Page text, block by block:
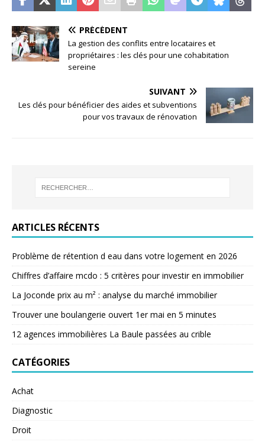
PRÉCÉDENT
La gestion des conflits entre locataires et
propriétaires : les clés pour une cohabitation
sereine
SUIVANT
Les clés pour bénéficier des aides et subventions
pour vos travaux de rénovation
ARTICLES RÉCENTS
Problème de rétention d eau dans votre logement en 2026
Chiffres d’affaire mcdo : 5 critères pour investir en immobilier
La Joconde prix au m² : analyse du marché immobilier
Trouver une boulangerie ouvert 1er mai en 5 minutes
12 agences immobilières La Baule passées au crible
CATÉGORIES
Achat
Diagnostic
Droit